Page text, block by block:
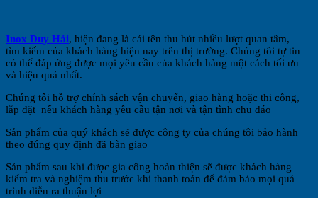
Inox Duy Hải, hiện đang là cái tên thu hút nhiều lượt quan tâm,
tìm kiếm của khách hàng hiện nay trên thị trường. Chúng tôi tự tin
có thể đáp ứng được mọi yêu cầu của khách hàng một cách tối ưu
và hiệu quả nhất.
Chúng tôi hỗ trợ chính sách vận chuyển, giao hàng hoặc thi công,
lắp đặt nếu khách hàng yêu cầu tận nơi và tận tình chu đáo
Sản phẩm của quý khách sẽ được công ty của chúng tôi bảo hành
theo đúng quy định đã bàn giao
Sản phẩm sau khi được gia công hoàn thiện sẽ được khách hàng
kiểm tra và nghiệm thu trước khi thanh toán để đảm bảo mọi quá
trình diễn ra thuận lợi